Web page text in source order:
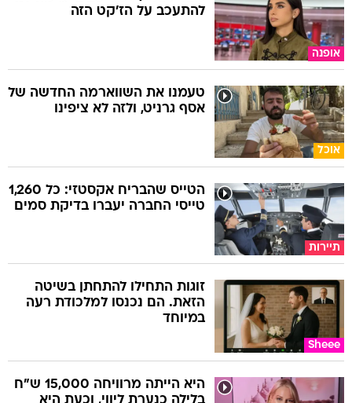
אופנה
להתעכב על הז'קט הזה
אוכל
טעמנו את השווארמה החדשה של
אסף גרניט, ולזה לא ציפינו
תיירות
הטייס שהבריח אקסטזי: כל 1,260
טייסי החברה יעברו בדיקת סמים
Sheee
זוגות התחילו להתחתן בשיטה
הזאת. הם נכנסו למלכודת רעה
במיוחד
היא הייתה מרוויחה 15,000 ש"ח